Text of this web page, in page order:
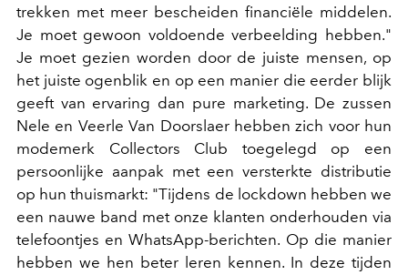
trekken met meer bescheiden financiële middelen.
Je moet gewoon voldoende verbeelding hebben."
Je moet gezien worden door de juiste mensen, op
het juiste ogenblik en op een manier die eerder blijk
geeft van ervaring dan pure marketing. De zussen
Nele en Veerle Van Doorslaer hebben zich voor hun
modemerk Collectors Club toegelegd op een
persoonlijke aanpak met een versterkte distributie
op hun thuismarkt: "Tijdens de lockdown hebben we
een nauwe band met onze klanten onderhouden via
telefoontjes en WhatsApp-berichten. Op die manier
hebben we hen beter leren kennen. In deze tijden